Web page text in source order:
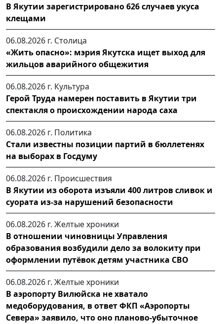
В Якутии зарегистрировано 626 случаев укуса
клещами
06.08.2026 г. Столица
«Жить опасно»: мэрия Якутска ищет выход для
жильцов аварийного общежития
06.08.2026 г. Культура
Герой Труда намерен поставить в Якутии три
спектакля о происхождении народа саха
06.08.2026 г. Политика
Стали известны позиции партий в бюллетенях
на выборах в Госдуму
06.08.2026 г. Происшествия
В Якутии из оборота изъяли 400 литров сливок и
суората из-за нарушений безопасности
06.08.2026 г. Желтые хроники
В отношении чиновницы Управления
образования возбудили дело за волокиту при
оформлении путёвок детям участника СВО
06.08.2026 г. Желтые хроники
В аэропорту Вилюйска не хватало
медоборудования, в ответ ФКП «Аэропорты
Севера» заявило, что оно планово-убыточное